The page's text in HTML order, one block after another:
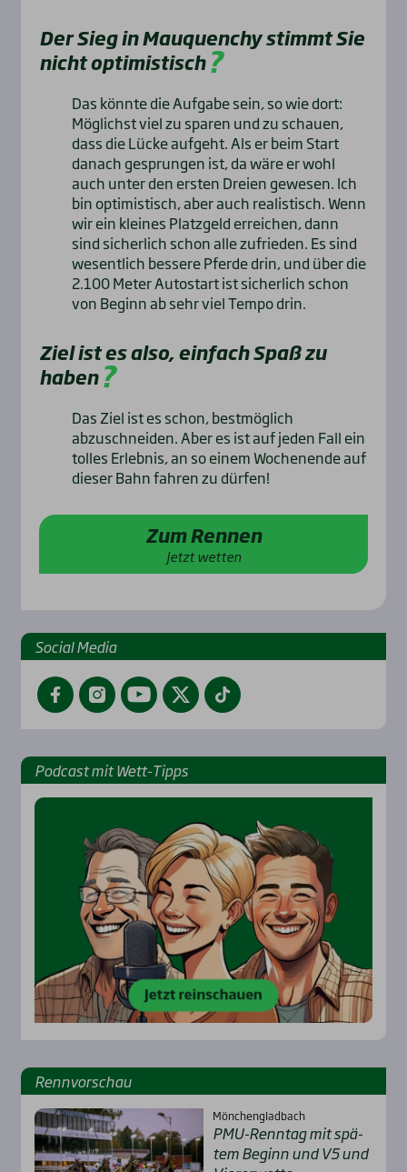
Der Sieg in Mauquenchy stimmt Sie
nicht optimistisch
Das könnte die Aufgabe sein, so wie dort:
Möglichst viel zu sparen und zu schauen,
dass die Lücke aufgeht. Als er beim Start
danach gesprungen ist, da wäre er wohl
auch unter den ersten Dreien gewesen. Ich
bin optimistisch, aber auch realistisch. Wenn
wir ein kleines Platzgeld erreichen, dann
sind sicherlich schon alle zufrieden. Es sind
wesentlich bessere Pferde drin, und über die
2.100 Meter Autostart ist sicherlich schon
von Beginn ab sehr viel Tempo drin.
Ziel ist es also, einfach Spaß zu
haben
Das Ziel ist es schon, bestmöglich
abzuschneiden. Aber es ist auf jeden Fall ein
tolles Erlebnis, an so einem Wochenende auf
dieser Bahn fahren zu dürfen!
Zum Rennen
Jetzt wetten
Social Media
FacebookInstagramYouTubeTwitterTikTok
Pod­cast mit Wett-Tipps
Renn­vor­schau
Mönchengladbach
PMU-Renn­tag mit spä­
tem Beginn und V5 und